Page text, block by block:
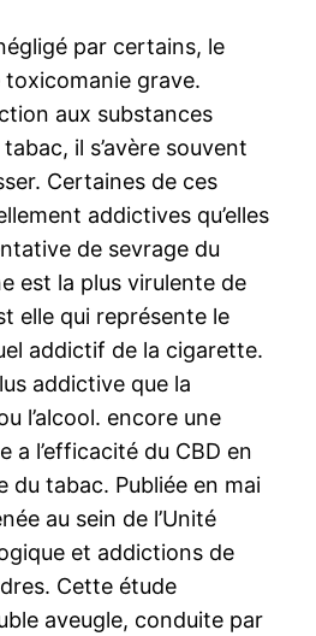
par certains, le
grave.
aux substances
il s’avère souvent
Certaines de ces
addictives qu’elles
de sevrage du
est la plus virulente de
elle qui représente le
addictif de la cigarette.
addictive que la
l’alcool. encore une
a l’efficacité du CBD en
du tabac. Publiée en mai
au sein de l’Unité
et addictions de
Cette étude
aveugle, conduite par